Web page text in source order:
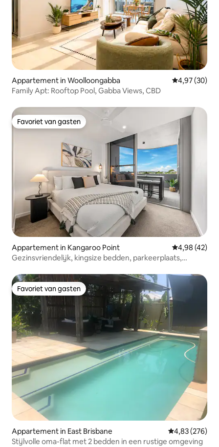
Appartement in Woolloongabba Gemiddelde
4,97 (30)
Family Apt: Rooftop Pool, Gabba Views, CBD
Favoriet van gasten
Favoriet van gasten
Appartement in Kangaroo Point Gemiddelde
4,98 (42)
Gezinsvriendelijk, kingsize bedden, parkeerplaats,
Favoriet van gasten
Favoriet van gasten
Appartement in East Brisbane Gemiddelde
4,83 (276)
Stijlvolle oma-flat met 2 bedden in een rustige omgeving